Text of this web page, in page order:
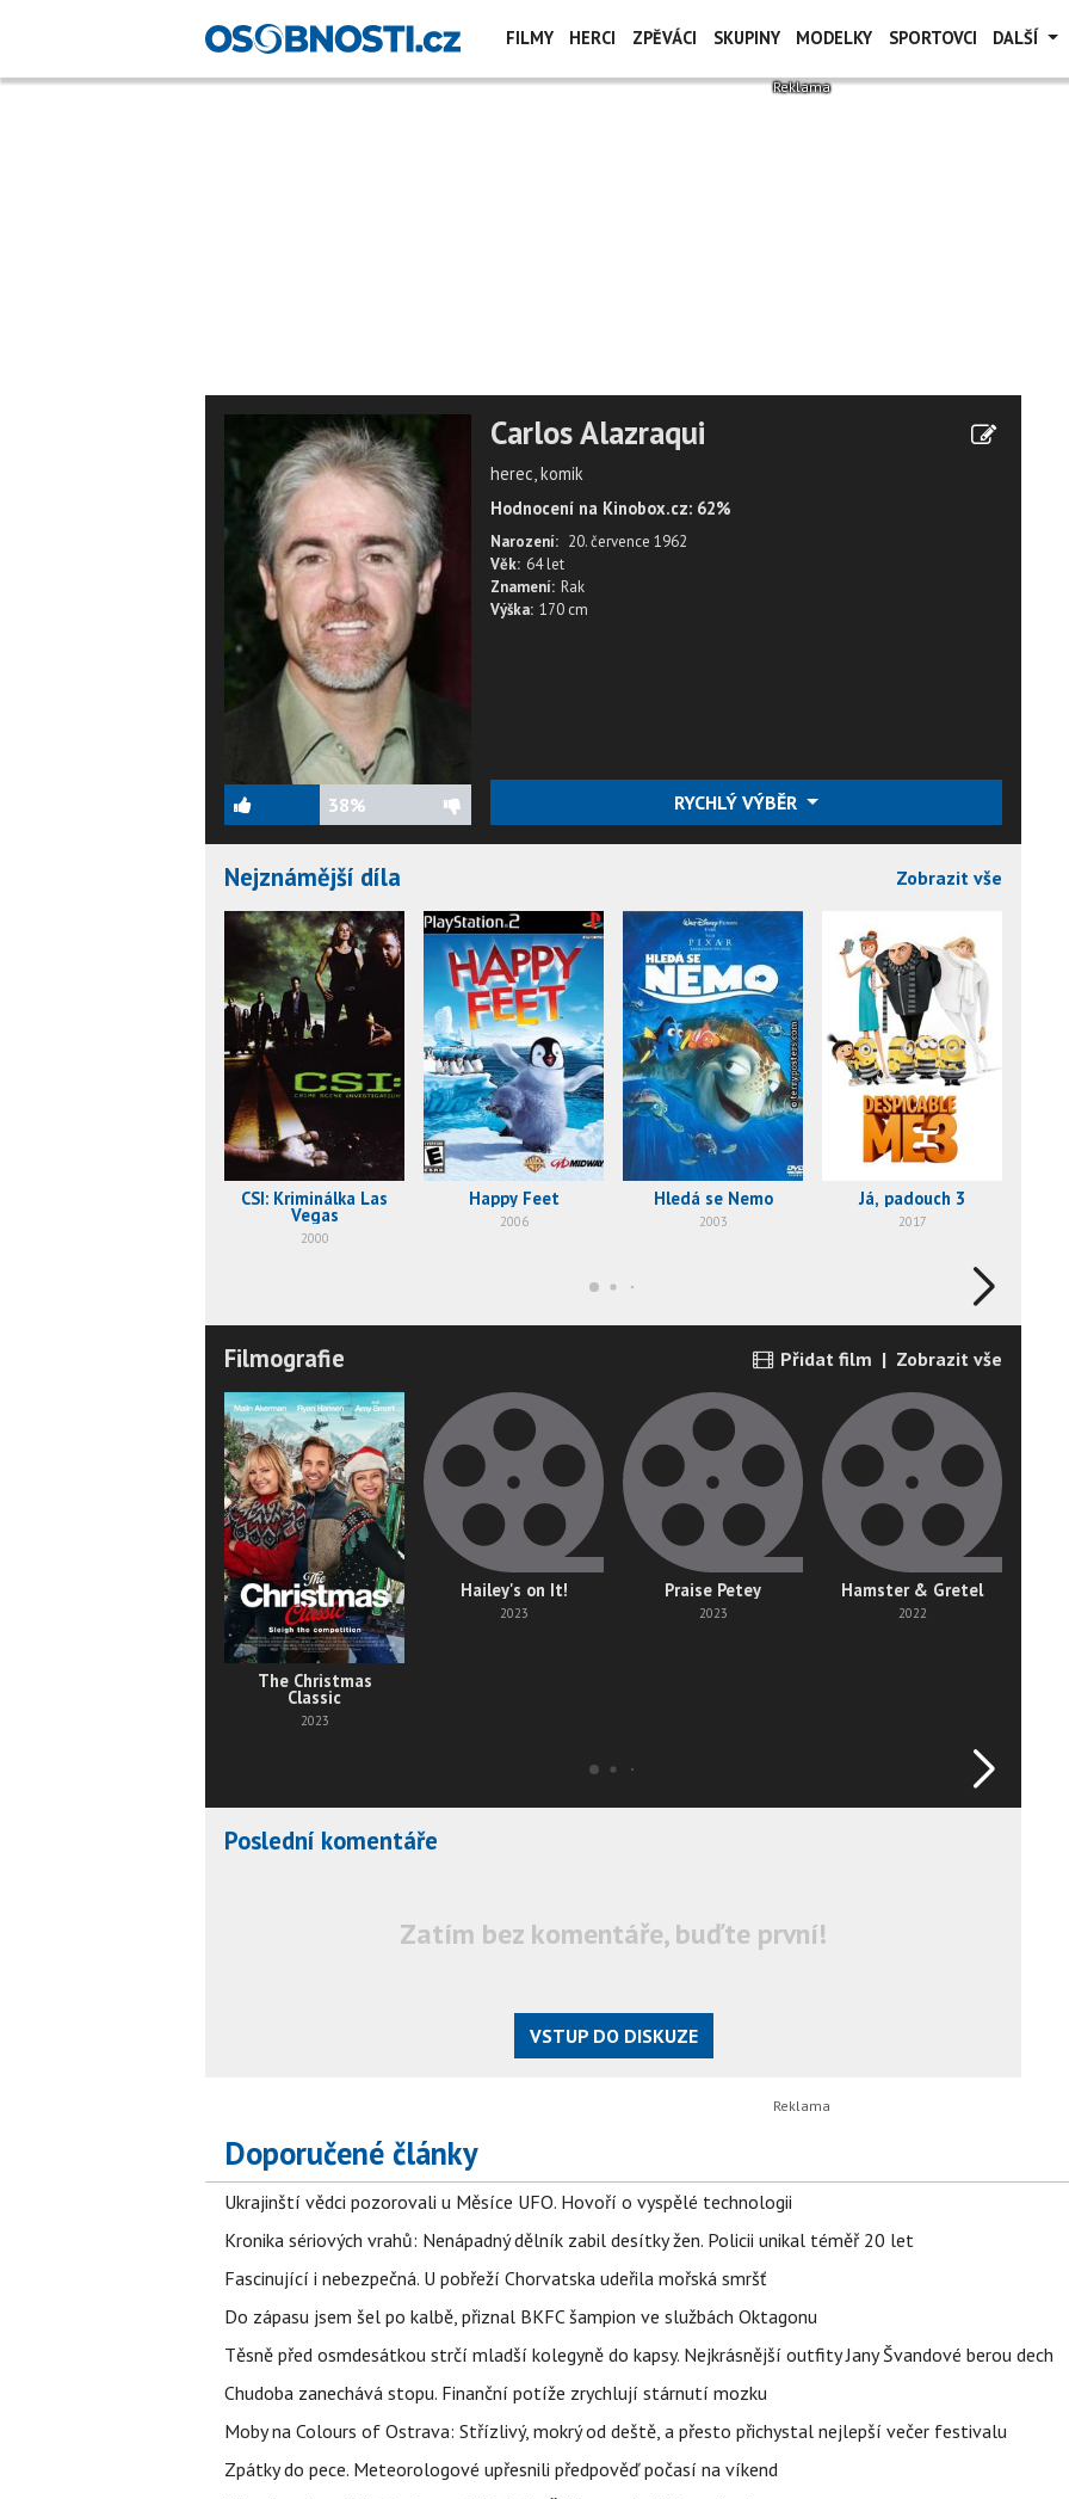
FILMY HERCI ZPĚVÁCI SKUPINY MODELKY SPORTOVCI DALŠÍ
38%
Carlos Alazraqui
herec, komik
Hodnocení na Kinobox.cz: 62%
Narození: 20. července 1962
Věk: 64 let
Znamení: Rak
Výška: 170 cm
RYCHLÝ VÝBĚR
Nejznámější díla Zobrazit vše
CSI: Kriminálka Las
Vegas
2000
Happy Feet
2006
Hledá se Nemo
2003
Já, padouch 3
2017
Filmografie Přidat film | Zobrazit vše
The Christmas
Classic
2023
Hailey's on It!
2023
Praise Petey
2023
Hamster & Gretel
2022
Poslední komentáře
Zatím bez komentáře, buďte první!
VSTUP DO DISKUZE
Doporučené články
Ukrajinští vědci pozorovali u Měsíce UFO. Hovoří o vyspělé technologii
Kronika sériových vrahů: Nenápadný dělník zabil desítky žen. Policii unikal téměř 20 let
Fascinující i nebezpečná. U pobřeží Chorvatska udeřila mořská smršť
Do zápasu jsem šel po kalbě, přiznal BKFC šampion ve službách Oktagonu
Těsně před osmdesátkou strčí mladší kolegyně do kapsy. Nejkrásnější outfity Jany Švandové berou dech
Chudoba zanechává stopu. Finanční potíže zrychlují stárnutí mozku
Moby na Colours of Ostrava: Střízlivý, mokrý od deště, a přesto přichystal nejlepší večer festivalu
Zpátky do pece. Meteorologové upřesnili předpověď počasí na víkend